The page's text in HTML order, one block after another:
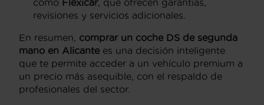
como Flexicar, que ofrecen garantías,
revisiones y servicios adicionales.
En resumen, comprar un coche DS de segunda
mano en Alicante es una decisión inteligente
que te permite acceder a un vehículo premium a
un precio más asequible, con el respaldo de
profesionales del sector.